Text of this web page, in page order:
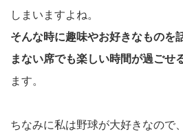
しまいますよね。
そんな時に趣味やお好きなものを
まない席でも楽しい時間が過ごせ
ます。
ちなみに私は野球が大好きなので、